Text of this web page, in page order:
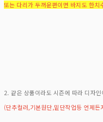
또는 다리가 두꺼운편이면 바지도 한치
2. 같은 상품이라도 시즌에 따라 디자
(단추컬러,기본원단,밑단작업등 언제